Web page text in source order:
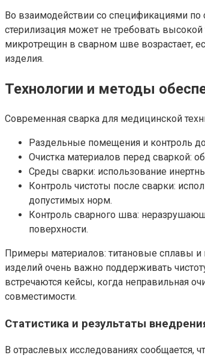
Во взаимодействии со спецификациями
стерилизация может не требовать
микротрещин в сварном шве возрастает,
изделия.
Технологии и методы
Современная сварка для медицинской
Раздельные помещения и контроль
Очистка материалов перед сваркой:
Среды сварки: использование
Контроль чистоты после сварки:
допустимых норм.
Контроль сварного шва:
поверхности.
Примеры материалов: титановые сплавы
изделий очень важно поддерживать
встречаются кейсы, когда неправильная
совместимости.
Статистика и результаты
В отраслевых исследованиях сообщается,